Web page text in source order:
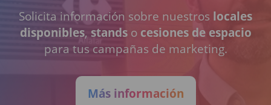
Solicita información sobre nuestros locales
disponibles, standso cesiones de espacio
para tus campañas de marketing.
Más información